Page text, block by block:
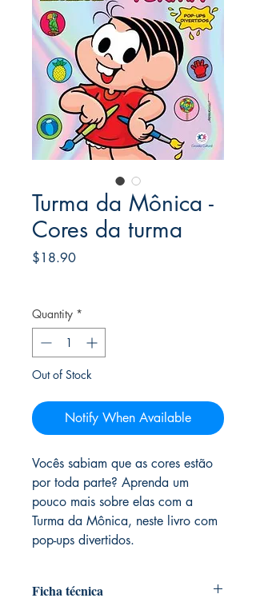
Turma da Mônica -
Cores da turma
$18.90Price
Quantity *
Out of Stock
Notify When Available
Vocês sabiam que as cores estão
por toda parte? Aprenda um
pouco mais sobre elas com a
Turma da Mônica, neste livro com
pop-ups divertidos.
Ficha técnica